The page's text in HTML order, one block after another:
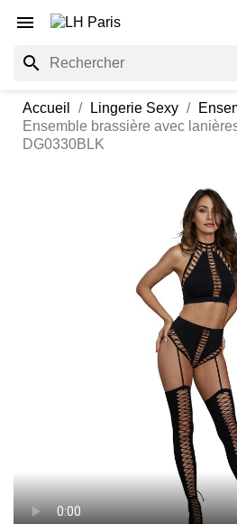

search
Accueil Lingerie Sexy
Ensemble brassière avec
DG0330BLK